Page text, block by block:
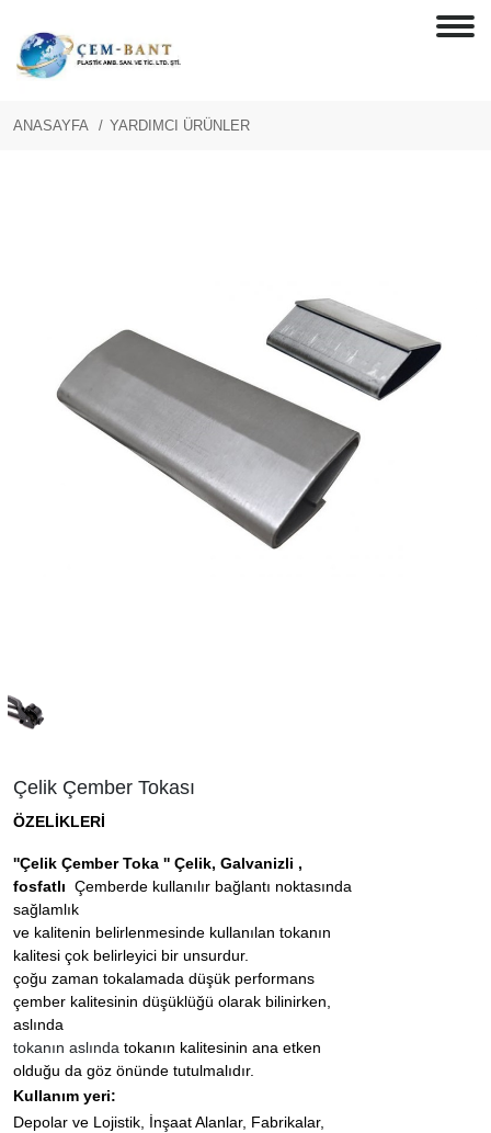
ANASAYFA YARDIMCI ÜRÜNLER
Çelik Çember Tokası
ÖZELİKLERİ
''Çelik Çember Toka '' Çelik, Galvanizli ,
fosfatlı Çemberde kullanılır bağlantı noktasında
sağlamlık
ve kalitenin belirlenmesinde kullanılan tokanın
kalitesi çok belirleyici bir unsurdur.
çoğu zaman tokalamada düşük performans
çember kalitesinin düşüklüğü olarak bilinirken,
aslında
tokanın aslında tokanın kalitesinin ana etken
olduğu da göz önünde tutulmalıdır.
Kullanım yeri:
Depolar ve Lojistik, İnşaat Alanlar, Fabrikalar,